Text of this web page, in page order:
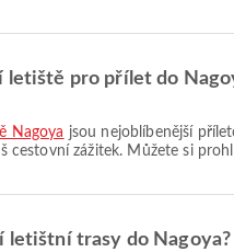
letiště pro přílet do
Nagoya jsou nejoblíbenější
cestovní zážitek. Můžete si
letištní trasy do Nagoya?